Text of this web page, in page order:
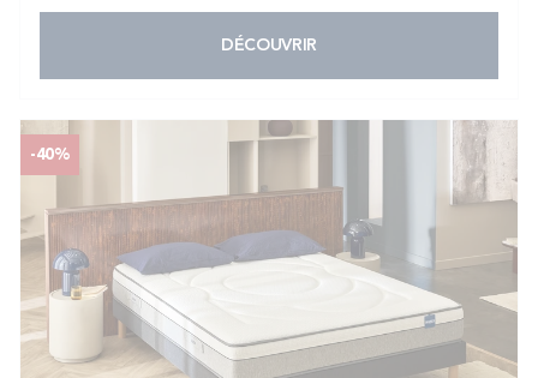
DÉCOUVRIR
-40%